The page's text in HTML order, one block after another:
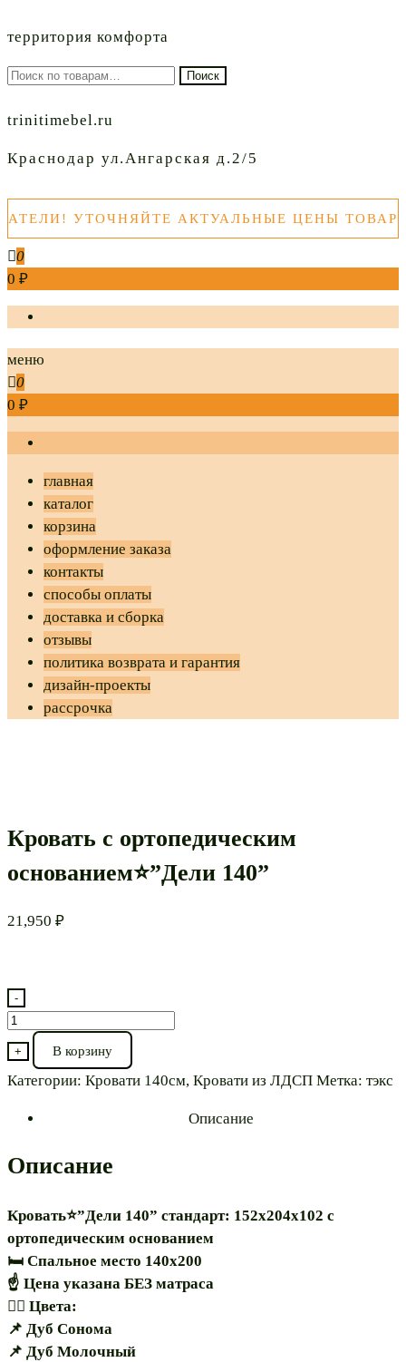
территория комфорта
Искать: Поиск
trinitimebel.ru
Краснодар ул.Ангарская д.2/5
УТОЧНЯЙТЕ АКТУАЛЬНЫЕ ЦЕНЫ ТОВАРОВ
0
0 ₽
меню
0
0 ₽
главная
каталог
корзина
оформление заказа
контакты
способы оплаты
доставка и сборка
отзывы
политика возврата и гарантия
дизайн-проекты
рассрочка
Кровать с ортопедическим
основанием⭐”Дели 140”
21,950 ₽
-
Количество
товара
Кровать
с
140”
+ В корзину
Категории: Кровати 140см, Кровати из ЛДСП Метка: тэкс
Описание
Описание
Кровать⭐”Дели 140” стандарт: 152х204х102 с
ортопедическим основанием
🛏 Спальное место 140х200
☝️ Цена указана БЕЗ матраса
🏳️‍🌈 Цвета:
📌 Дуб Сонома
📌 Дуб Молочный